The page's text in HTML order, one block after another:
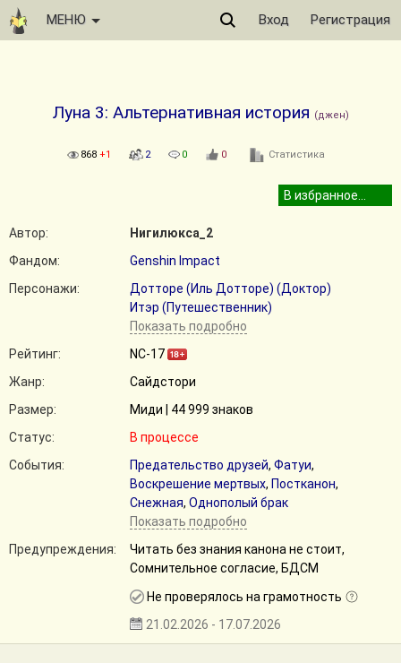
МЕНЮ Вход Регистрация
Луна 3: Альтернативная история (джен)
868 +1 2 0 0 Статистика
Автор:
Нигилюкса_2
Фандом:
Genshin Impact
Персонажи:
Дотторе (Иль Дотторе) (Доктор)
Итэр (Путешественник)
Показать подробно
Рейтинг:
NC-17
Жанр:
Сайдстори
Размер:
Миди | 44 999 знаков
Статус:
В процессе
События:
Предательство друзей, Фатуи,
Воскрешение мертвых, Постканон,
Снежная, Однополый брак
Показать подробно
Предупреждения:
Читать без знания канона не стоит,
Сомнительное согласие, БДСМ
Не проверялось на грамотность
21.02.2026 - 17.07.2026